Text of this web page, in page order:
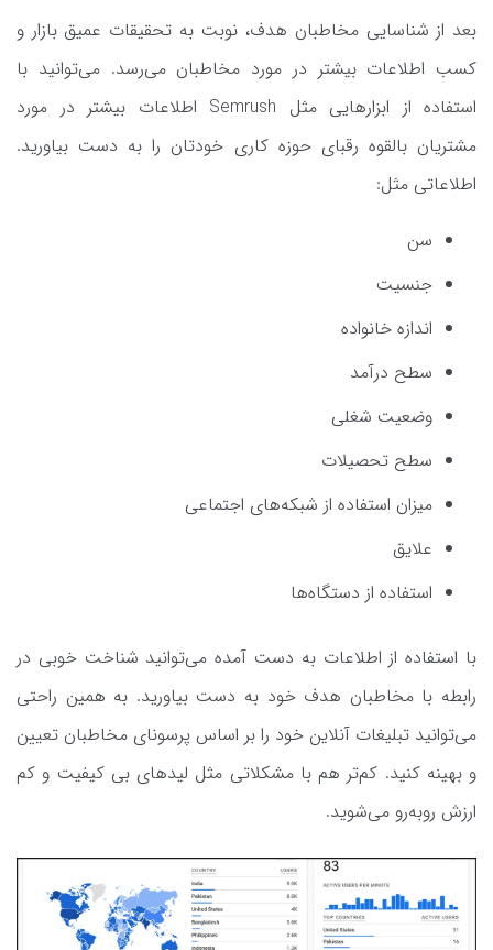
بعد از شناسایی مخاطبان هدف، نوبت به تحقیقات عمیق بازار و
کسب اطلاعات بیشتر در مورد مخاطبان می‌رسد. می‌توانید با
استفاده از ابزارهایی مثل Semrush اطلاعات بیشتر در مورد
مشتریان بالقوه رقبای حوزه کاری خودتان را به دست بیاورید.
اطلاعاتی مثل:
سن
جنسیت
اندازه خانواده
سطح درآمد
وضعیت شغلی
سطح تحصیلات
میزان استفاده از شبکه‌های اجتماعی
علایق
استفاده از دستگاه‌ها
با استفاده از اطلاعات به دست آمده می‌‌توانید شناخت خوبی در
رابطه با مخاطبان هدف خود به دست بیاورید. به همین راحتی
می‌توانید تبلیغات آنلاین خود را بر اساس پرسونای مخاطبان تعیین
و بهینه کنید. کم‌تر هم با مشکلاتی مثل لیدهای بی کیفیت و کم
ارزش روبه‌رو می‌شوید.